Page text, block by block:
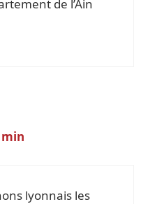
de l’Ain
min
lyonnais les